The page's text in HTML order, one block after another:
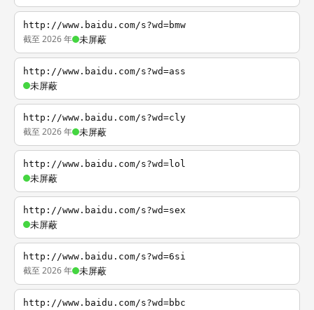
http://www.baidu.com/s?wd=bmw
截至 2026 年 未屏蔽
http://www.baidu.com/s?wd=ass
未屏蔽
http://www.baidu.com/s?wd=cly
截至 2026 年 未屏蔽
http://www.baidu.com/s?wd=lol
未屏蔽
http://www.baidu.com/s?wd=sex
未屏蔽
http://www.baidu.com/s?wd=6si
截至 2026 年 未屏蔽
http://www.baidu.com/s?wd=bbc